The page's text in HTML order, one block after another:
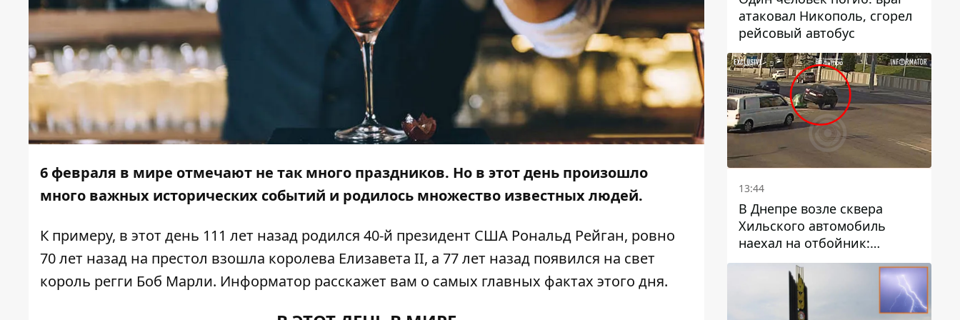
6 февраля в мире отмечают не так много праздников. Но в этот день произошло
много важных исторических событий и родилось множество известных людей.
К примеру, в этот день 111 лет назад родился 40-й президент США Рональд Рейган, ровно
70 лет назад на престол взошла королева Елизавета II, а 77 лет назад появился на свет
король регги Боб Марли. Информатор расскажет вам о самых главных фактах этого дня.
атаковал Никополь, сгорел
рейсовый автобус
13:44
В Днепре возле сквера
Хильского автомобиль
наехал на отбойник:
момент происшествия